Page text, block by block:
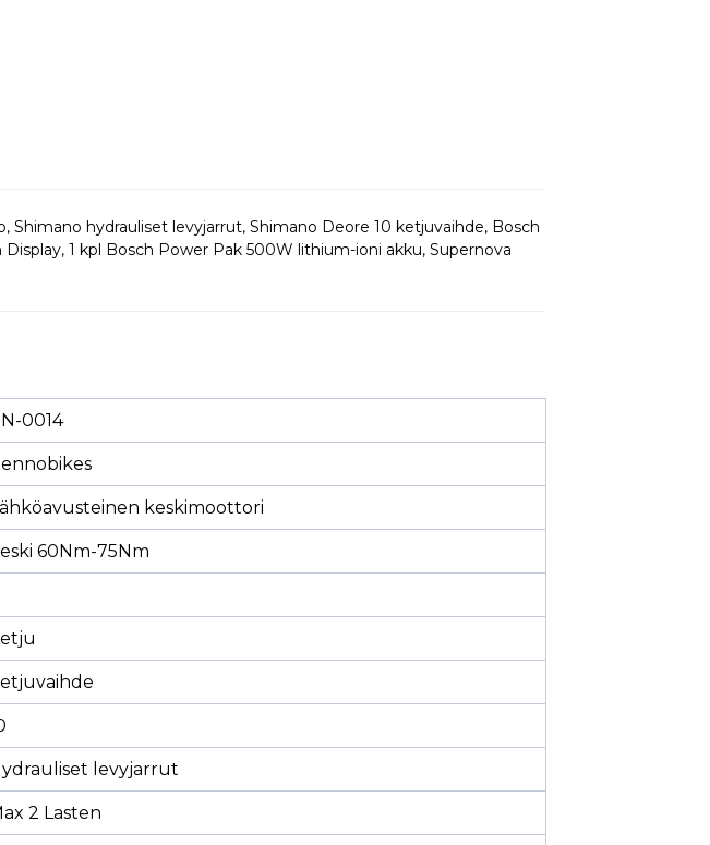
hydrauliset levyjarrut, Shimano Deore 10 ketjuvaihde, Bosch
1 kpl Bosch Power Pak 500W lithium-ioni akku, Supernova
0014
keskimoottori
60Nm-75Nm
levyjarrut
2 Lasten